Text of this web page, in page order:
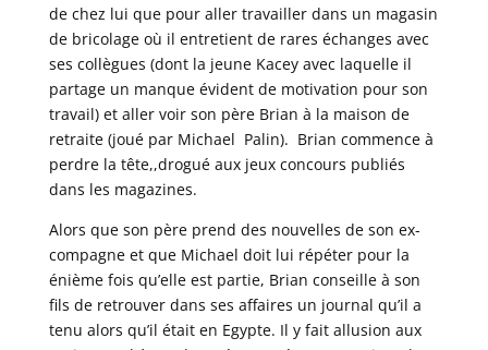
de chez lui que pour aller travailler dans un magasin
de bricolage où il entretient de rares échanges avec
ses collègues (dont la jeune Kacey avec laquelle il
partage un manque évident de motivation pour son
travail) et aller voir son père Brian à la maison de
retraite (joué par Michael Palin). Brian commence à
perdre la tête,,drogué aux jeux concours publiés
dans les magazines.
Alors que son père prend des nouvelles de son ex-
compagne et que Michael doit lui répéter pour la
énième fois qu’elle est partie, Brian conseille à son
fils de retrouver dans ses affaires un journal qu’il a
tenu alors qu’il était en Egypte. Il y fait allusion aux